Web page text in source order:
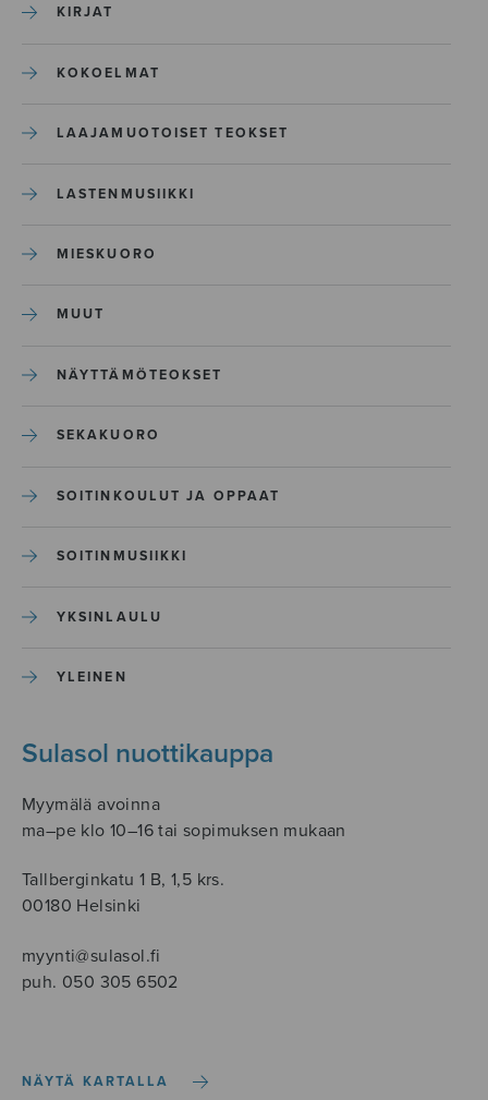
KIRJAT
KOKOELMAT
LAAJAMUOTOISET TEOKSET
LASTENMUSIIKKI
MIESKUORO
MUUT
NÄYTTÄMÖTEOKSET
SEKAKUORO
SOITINKOULUT JA OPPAAT
SOITINMUSIIKKI
YKSINLAULU
YLEINEN
Sulasol nuottikauppa
Myymälä avoinna
ma–pe klo 10–16 tai sopimuksen mukaan
Tallberginkatu 1 B, 1,5 krs.
00180 Helsinki
myynti@sulasol.fi
puh. 050 305 6502
NÄYTÄ KARTALLA